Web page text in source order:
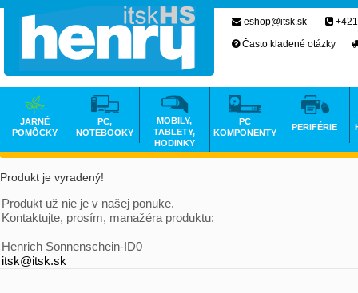
Produkt je vyradený!
Produkt už nie je v našej ponuke.
Kontaktujte, prosím, manažéra produktu:
Henrich Sonnenschein-ID0
itsk@itsk.sk
eshop@itsk.sk
Často kladené otázky
JARNÉ
POMÔCKY
PC,
NOTEBOOKY
MOBILY,
TABLETY,
HODINKY
PC
KOMPONENTY
PERIFÉRIE